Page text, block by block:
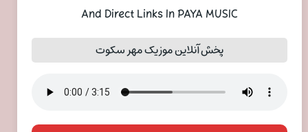
And Direct Links In PAYA MUSIC
پخش آنلاین موزیک مهر سکوت